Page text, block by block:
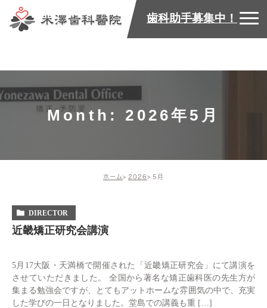
歯科助手募集中！
Month: 2026年5月
ホーム 2026 5月
DIRECTOR
近畿矯正研究会講演
5月17大阪・天満橋で開催された「近畿矯正研究会」にて講演を
させていただきました。 全国から著名な矯正歯科医の先生方が
集まる勉強会ですが、とてもアットホームな雰囲気の中で、充実
した学びの一日となりました。堂島での講義も重 […]